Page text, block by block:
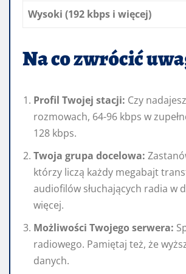
Wysoki (192 kbps i więcej)
Na co zwrócić
Profil Twojej stacji: Czy
rozmowach, 64-96 kbps w
128 kbps.
Twoja grupa docelowa:
którzy liczą każdy megabajt
audiofilów słuchających radia w
więcej.
Możliwości Twojego serwera:
radiowego. Pamiętaj też, że
danych.